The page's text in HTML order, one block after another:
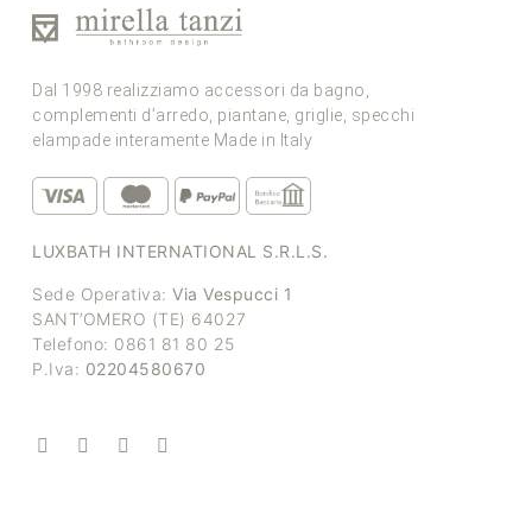
Dal 1998 realizziamo accessori da bagno,
complementi d’arredo, piantane, griglie, specchi
elampade interamente Made in Italy
LUXBATH INTERNATIONAL S.R.L.S.
Sede Operativa: Via Vespucci 1
SANT’OMERO (TE) 64027
Telefono: 0861 81 80 25
P.Iva: 02204580670